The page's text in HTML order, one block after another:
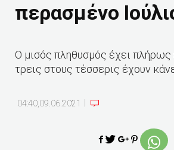
περασμένο
Ο μισός πληθυσμός έχει πλήρως
τρεις στους τέσσερις έχουν
04:40,09.06.2021